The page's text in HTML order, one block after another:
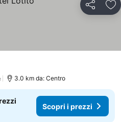
Condividi
3.0 km da: Centro
Scopri i prezzi